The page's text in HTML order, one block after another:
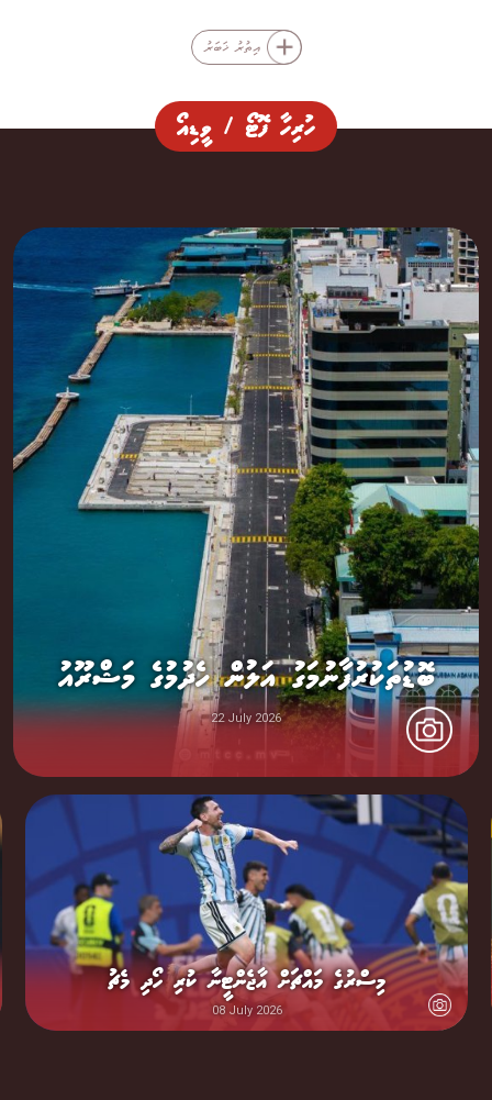
އިތުރު ޚަބަރު
ހުރިހާ ފޮޓޯ / ވީޑިއޯ
ބޮޑުތަކުރުފާނުމަގު އަލުން ހެދުމުގެ މަޝްރޫއު
22 July 2026
މިސްރުގެ މައްޗަށް އާޖެންޓީނާ ކުރި ހޯދި މެޗު
08 July 2026